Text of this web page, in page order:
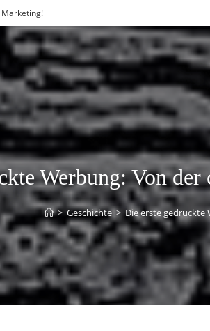
Marketing!
Werbung: Von
> Geschichte > Die erste gedruckte